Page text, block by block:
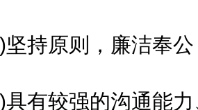
原则，廉洁奉公
较强的沟通能力